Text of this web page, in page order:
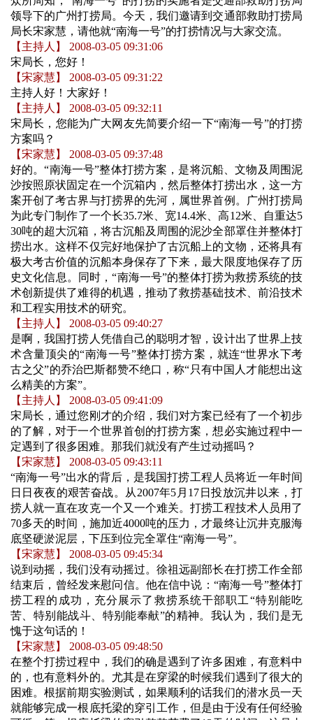
领导下的广州打捞局。今天，我们邀请到交通部救助打捞局
局长宋家慧，请他就“南海一号”的打捞情况与大家交流。
【主持人】 2008-03-05 09:31:06
宋局长，您好！
【宋家慧】 2008-03-05 09:31:22
主持人好！大家好！
【主持人】 2008-03-05 09:32:11
宋局长，您能为广大网友先简要介绍一下“南海一号”的打捞
方案吗？
【宋家慧】 2008-03-05 09:37:48
好的。“南海一号”整体打捞方案，是将沉船、文物及周围泥
沙按照原状固定在一个沉箱内，然后整体打捞出水，这一方
案开创了考古界与打捞界的先河，属世界首例。广州打捞局
为此专门制作了一个长35.7米、宽14.4米、高12米、自重达5
30吨的超大沉箱，将古沉船及周围的泥沙全部罩住并整体打
捞出水。这样不仅完好地保护了古沉船上的文物，还将具有
极大考古价值的沉船本身保存了下来，最大限度地保存了历
史文化信息。同时，“南海一号”的整体打捞为救捞系统的技
术创新提供了难得的机遇，推动了救捞基础技术、前沿技术
和工程实用技术的研究。
【主持人】 2008-03-05 09:40:27
是啊，我国打捞人凭借自己的聪明才智，设计出了世界上技
术含量顶尖的“南海一号”整体打捞方案，就连“世界水下考
古之父”的乔治巴斯都赞不绝口，称“只有中国人才能想出这
么精美的方案”。
【主持人】 2008-03-05 09:41:09
宋局长，通过您刚才的介绍，我们对方案已经有了一个初步
的了解，对于一个世界首创的打捞方案，想必实施过程中一
定遇到了很多困难。那我们就没有产生过动摇吗？
【宋家慧】 2008-03-05 09:43:11
“南海一号”出水的背后，是我国打捞工程人员将近一年时间
日日夜夜的艰苦奋战。从2007年5月17日投放沉井以来，打
捞人就一直在攻克一个又一个难关。打捞工程技术人员用了
70多天的时间，施加近4000吨的压力，才最终让沉井克服海
底坚硬淤泥层，下压到位完全罩住“南海一号”。
【宋家慧】 2008-03-05 09:45:34
说到动摇，我们没有动摇过。徐祖远副部长在打捞工作全部
结束后，曾经发来慰问信。他在信中说：“南海一号”整体打
捞工程的成功，充分展示了救捞系统干部职工“特别能吃
苦、特别能战斗、特别能奉献”的精神。我认为，我们是无
愧于这句话的！
【宋家慧】 2008-03-05 09:48:50
在整个打捞过程中，我们的确是遇到了许多困难，有意料中
的，也有意料外的。尤其是在穿梁的时候我们遇到了很大的
困难。根据前期实验测试，如果顺利的话我们的潜水员一天
就能够完成一根底托梁的穿引工作，但是由于没有任何经验